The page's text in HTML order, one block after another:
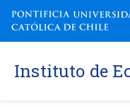
Instituto de